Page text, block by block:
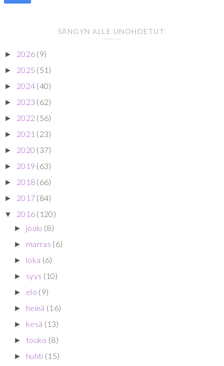
SÄNGYN ALLE UNOHDETUT:
► 2026 (9)
► 2025 (51)
► 2024 (40)
► 2023 (62)
► 2022 (56)
► 2021 (23)
► 2020 (37)
► 2019 (63)
► 2018 (66)
► 2017 (84)
▼ 2016 (120)
► joulu (8)
► marras (6)
► loka (6)
► syys (10)
► elo (9)
► heinä (16)
► kesä (13)
► touko (8)
► huhti (15)